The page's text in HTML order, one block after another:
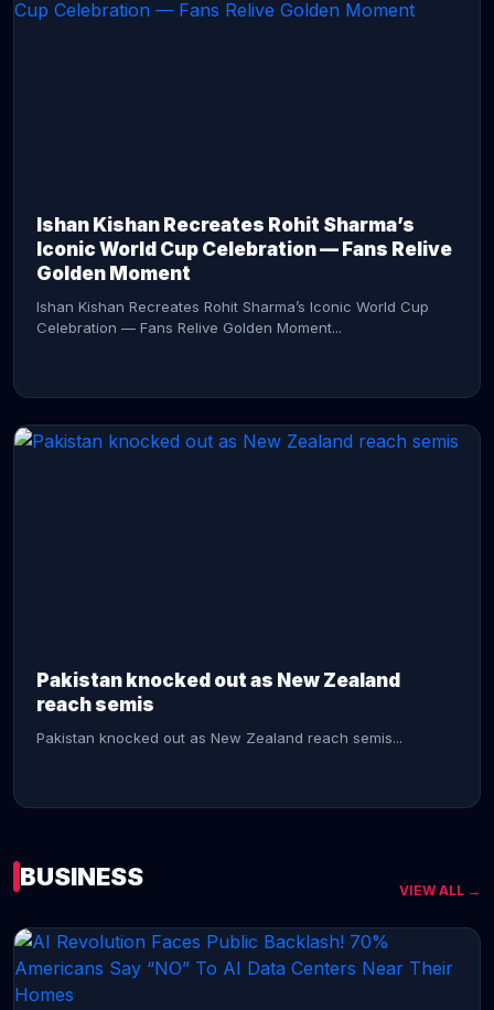
Ishan Kishan Recreates Rohit Sharma’s
Iconic World Cup Celebration — Fans Relive
Golden Moment
Ishan Kishan Recreates Rohit Sharma’s Iconic World Cup
Celebration — Fans Relive Golden Moment...
Pakistan knocked out as New Zealand
reach semis
Pakistan knocked out as New Zealand reach semis...
CONTINUE READING →
BUSINESS VIEW ALL →